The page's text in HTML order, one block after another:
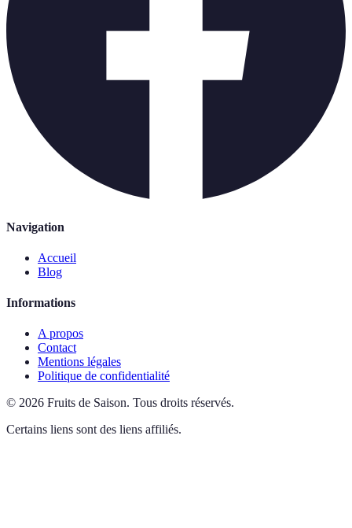
Navigation
Accueil
Blog
Informations
A propos
Contact
Mentions légales
Politique de confidentialité
© 2026 Fruits de Saison. Tous droits réservés.
Certains liens sont des liens affiliés.